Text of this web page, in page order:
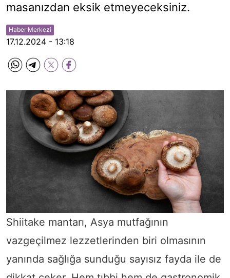
masanızdan eksik etmeyeceksiniz.
Haber Merkezi
17.12.2024 - 13:18
Shiitake mantarı, Asya mutfağının
vazgeçilmez lezzetlerinden biri olmasının
yanında sağlığa sunduğu sayısız fayda ile de